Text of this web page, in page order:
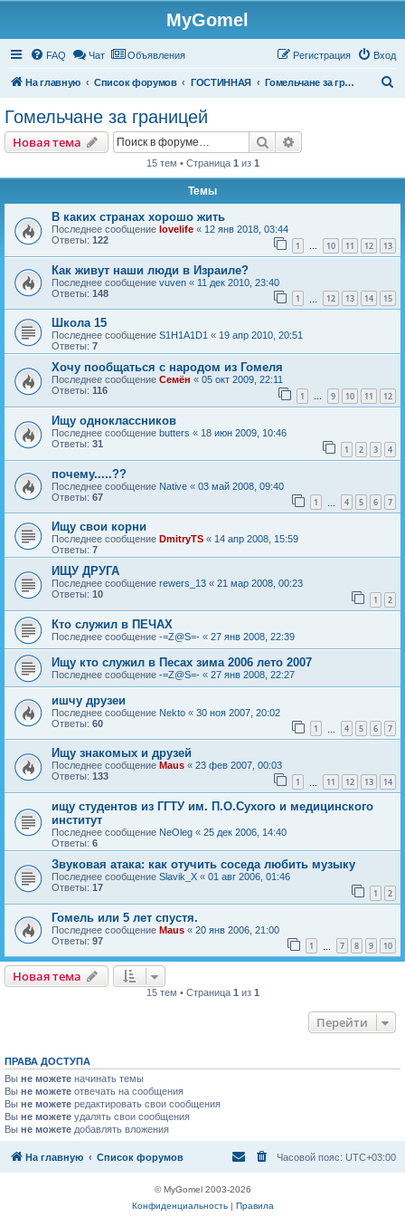
MyGomel
FAQ Чат Объявления Вход
Регистрация
На главную Список форумов ГОСТИННАЯ Гомельчане за границей
Гомельчане за границей
Новая тема
Новаятема Поиск
15 тем • Страница 1 из 1
Темы
В каких странах хорошо жить
Последнее сообщение lovelife « 12 янв 2018, 03:44
Ответы: 122 1 … 10 11 12 13
Как живут наши люди в Израиле?
Последнее сообщение vuven « 11 дек 2010, 23:40
Ответы: 148 1 12 13 14 15
Школа 15
Последнее сообщение S1H1A1D1 « 19 апр 2010, 20:51
Ответы: 7
Хочу пообщаться с народом из Гомеля
Последнее сообщение Семён « 05 окт 2009, 22:11
Ответы: 116 1 … 9 10 11 12
Ищу одноклассников
Последнее сообщение butters « 18 июн 2009, 10:46
Ответы: 31 1 2 3 4
почему.....??
Последнее сообщение Native « 03 май 2008, 09:40
Ответы: 67 1 4 5 6 7
Ищу свои корни
Последнее сообщение DmitryTS « 14 апр 2008, 15:59
Ответы: 7
ИЩУ ДРУГА
Последнее сообщение rewers_13 « 21 мар 2008, 00:23
Ответы: 10 1 2
Кто служил в ПЕЧАХ
Последнее сообщение -=Z@S=- « 27 янв 2008, 22:39
Ищу кто служил в Песах зима 2006 лето 2007
Последнее сообщение -=Z@S=- « 27 янв 2008, 22:27
ишчу друзеи
Последнее сообщение Nekto « 30 ноя 2007, 20:02
Ответы: 60 1 4 5 6 7
Ищу знакомых и друзей
Последнее сообщение Maus « 23 фев 2007, 00:03
Ответы: 133 1 11 12 13 14
ищу студентов из ГГТУ им. П.О.Сухого и медицинского
институт
Последнее сообщение NeOleg « 25 дек 2006, 14:40
Ответы: 6
Звуковая атака: как отучить соседа любить музыку
Последнее сообщение Slavik_X « 01 авг 2006, 01:46
Ответы: 17 1 2
Гомель или 5 лет спустя.
Последнее сообщение Maus « 20 янв 2006, 21:00
Ответы: 97 1 7 8 9 10
Новая тема
Новаятема
15 тем • Страница 1из 1
Перейти
ПРАВА ДОСТУПА
Вы не можете начинать темы
Вы не можете отвечать на сообщения
Вы не можете редактировать свои сообщения
Вы не можете удалять свои сообщения
Вы не можете добавлять вложения
На главную Список форумов Часовой пояс: UTC+03:00
© MyGomel 2003-2026
Конфиденциальность| Правила